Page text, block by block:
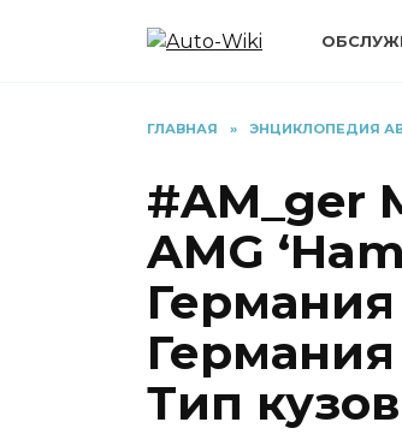
ГЛАВНАЯ » ЭНЦИКЛОПЕДИЯ
#AM_ger
AMG
Тип